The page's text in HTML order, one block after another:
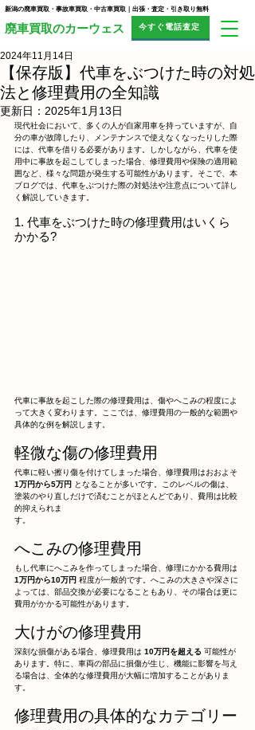
今すぐ電話査定
​廃車買取のカーウェス
新潟の廃車買取・事故車買取・中古車買取｜出張・査定・引き取り無料
【保存版】代車をぶつけた時の対処
法と修理費用の全知識
2024年11月14日
更新日： 2025年1月13日
現代社会において、多くの人が自家用車を持っていますが、自
分の車が故障したり、メンテナンスで使えなくなったりした際
には、代車を借りる必要があります。しかしながら、代車を使
用中に事故を起こしてしまった場合、修理費用や保険の適用範
囲など、様々な問題が発生する可能性があります。そこで、本
ブログでは、代車をぶつけた際の対処法や注意点について詳し
く解説していきます。
1. 代車をぶつけた時の修理費用はいくら
かかる?
代車に事故を起こした際の修理費用は、傷やへこみの程度によ
って大きく変わります。ここでは、修理費用の一般的な範囲や
具体的な例を解説します。
軽微な傷の修理費用
代車に軽い擦り傷を付けてしまった場合、修理費用はおおよそ
1万円から5万円 となることが多いです。このレベルの傷は、
塗装のやり直しだけで済むことがほとんどであり、費用は比較
的抑えられま
す。
へこみの修理費用
もし代車にへこみを作ってしまった場合、修理にかかる費用は
1万円から10万円 程度が一般的です。へこみの大きさや深さに
よっては、部品交換が必要になることもあり、その場合は更に
費用がかかる可能性があります。
大けがの修理費用
深刻な損傷がある場合、修理費用は 10万円を超える 可能性が
あります。特に、車両の部品に損傷が生じ、機能に影響を与え
る場合は、全体的な修理費用が大幅に増加することがありま
す。
修理費用の具体的なカテゴリー